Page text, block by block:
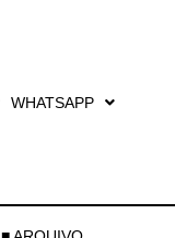
WHATSAPP